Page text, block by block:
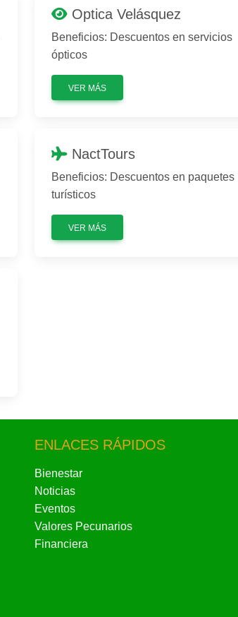
Optica Velásquez
Beneficios: Descuentos en servicios
ópticos
VER MÁS
NactTours
Beneficios: Descuentos en paquetes
turísticos
VER MÁS
ENLACES RÁPIDOS
Bienestar
Noticias
Eventos
Valores Pecunarios
Financiera